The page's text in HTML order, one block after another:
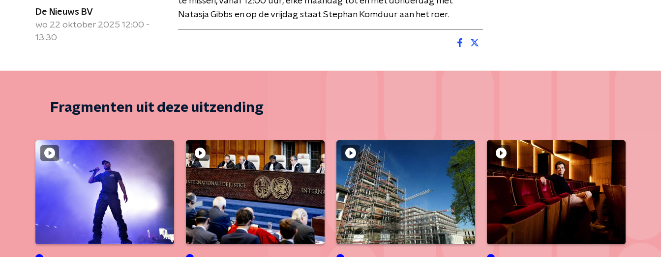
De Nieuws BV
wo 22 oktober 2025 12:00 -
13:30
Natasja Gibbs en op de vrijdag staat Stephan Komduur aan het roer.
Fragmenten uit deze uitzending